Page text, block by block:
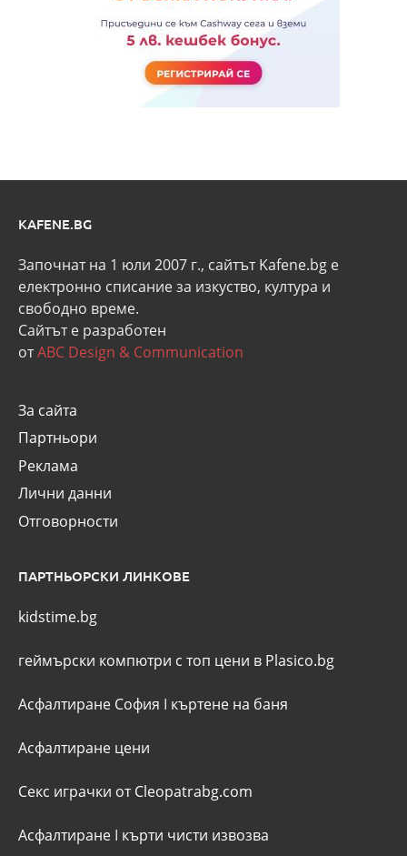
KAFENE.BG
Започнат на 1 юли 2007 г., сайтът Kafene.bg e
eлектронно списание за изкуство, култура и
свободно време.
Сайтът е разработен
отABC Design & Communication
За сайта
Партньори
Реклама
Лични данни
Отговорности
ПАРТНЬОРСКИ ЛИНКОВЕ
kidstime.bg
геймърски компютри с топ цени в Plasico.bg
Асфалтиране София I къртене на баня
Асфалтиране цени
Секс играчки от Cleopatrabg.com
Асфалтиране I кърти чисти извозва